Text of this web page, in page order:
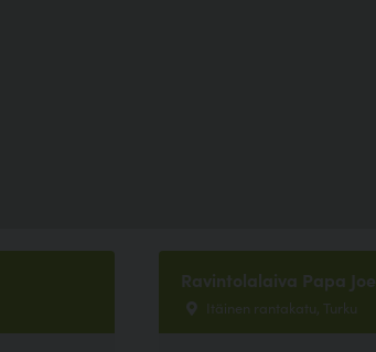
Ravintolalaiva Papa Joe
Itäinen rantakatu, Turku